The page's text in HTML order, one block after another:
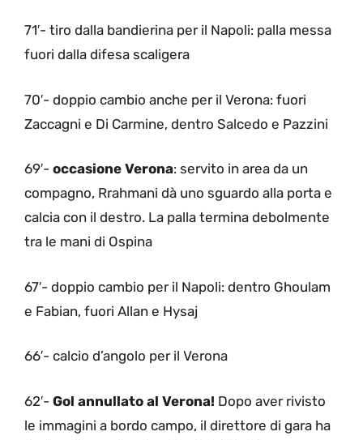
71′- tiro dalla bandierina per il Napoli: palla messa
fuori dalla difesa scaligera
70′- doppio cambio anche per il Verona: fuori
Zaccagni e Di Carmine, dentro Salcedo e Pazzini
69′- occasione Verona: servito in area da un
compagno, Rrahmani dà uno sguardo alla porta e
calcia con il destro. La palla termina debolmente
tra le mani di Ospina
67′- doppio cambio per il Napoli: dentro Ghoulam
e Fabian, fuori Allan e Hysaj
66′- calcio d’angolo per il Verona
62′- Gol annullato al Verona! Dopo aver rivisto
le immagini a bordo campo, il direttore di gara ha